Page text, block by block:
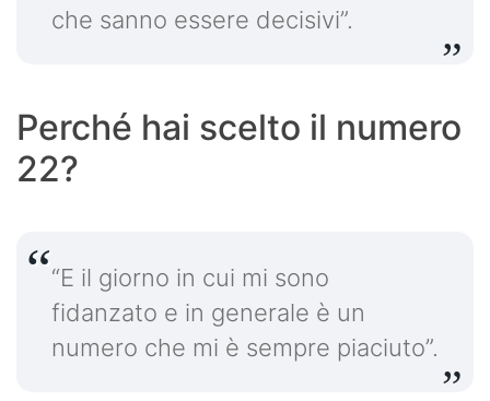
che sanno essere decisivi”.
Perché hai scelto il numero
22?
“E il giorno in cui mi sono
fidanzato e in generale è un
numero che mi è sempre piaciuto”.